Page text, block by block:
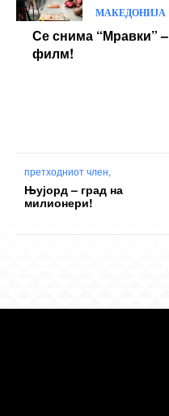
МАКЕДОНИЈА
Се снима “Мравки”
филм!
претходниот член,
Њујорд – град на
милионери!